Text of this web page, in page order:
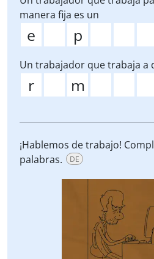
manera fija es un
Un trabajador que trabaja a
¡Hablemos de trabajo!
palabras.
DE